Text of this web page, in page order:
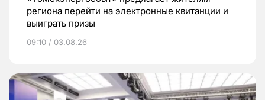
региона перейти на электронные квитанции и
выиграть призы
09:10 / 03.08.26